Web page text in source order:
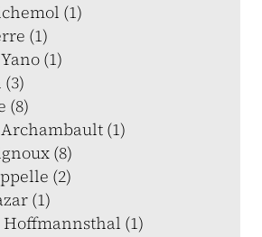
(1)
(1)
(1)
(8)
(1)
(8)
(2)
(1)
(1)